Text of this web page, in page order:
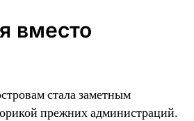
вместо
стала заметным
прежних администраций.